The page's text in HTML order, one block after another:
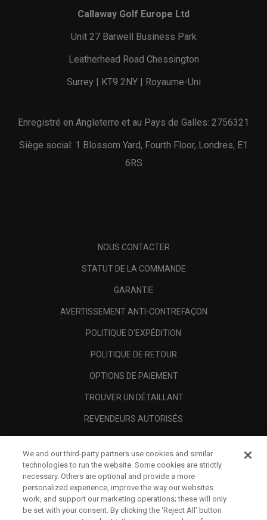
Callaway Golf Europe Ltd
Unit 27 Barwell Business Park
Leatherhead Road Chessington
Surrey | KT9 2NY | Royaume-Uni
Enregistré en Angleterre et au Pays de Galles: 2756321
Siège social: 1 Blossom Yard, Fourth Floor, Londres, E1
6RS
NOUS CONTACTER
STATUT DE LA COMMANDE
GARANTIE
AVERTISSEMENT ANTI-CONTREFAÇON
POLITIQUE D'EXPÉDITION
POLITIQUE DE RETOUR
OPTIONS DE PAIEMENT
TROUVER UN DÉTAILLANT
REVENDEURS AUTORISÉS
A PROPOS
MENTIONS LÉGALES
We and our third-party partners use cookies and similar
technologies to run the website. Some cookies are strictly
necessary. Others are optional and provide a more
personalized experience, improve the way our websites
work, and support our marketing operations; these will only
be set with your consent. By clicking the ‘Reject All' button